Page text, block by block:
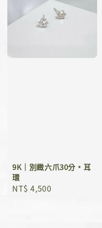
9K｜別緻六爪30分﹡耳
環
Regular
NT$ 4,500